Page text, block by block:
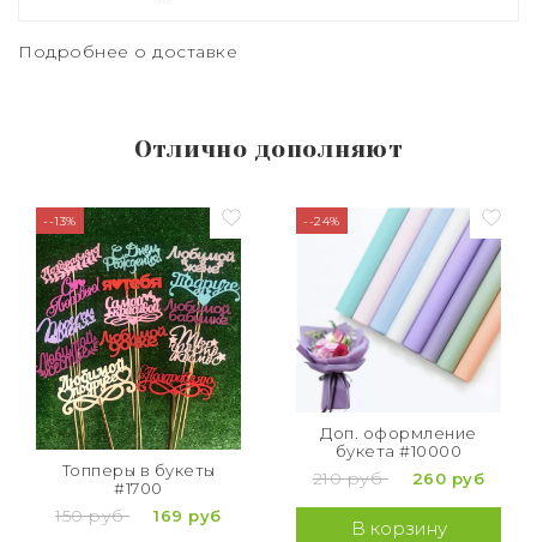
Подробнее о доставке
Отлично дополняют
--13%
Топперы в букеты
#1700
150 руб 169 руб
--24%
Доп. оформление
букета #10000
210 руб 260 руб
В корзину